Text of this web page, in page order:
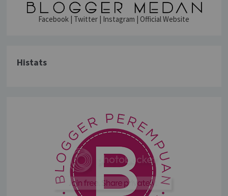
Facebook | Twitter | Instagram | Official Website
Histats